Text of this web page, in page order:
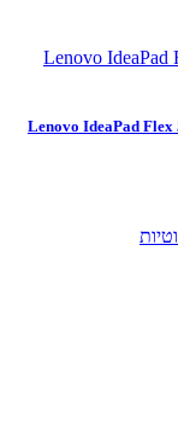
Lenovo IdeaPad